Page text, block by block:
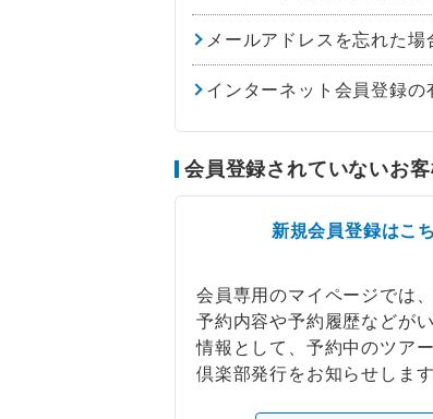
メールアドレスを忘れた場
インターネット会員登録
会員登録されていないお
新規会員登録はこ
会員専用のマイページでは
予約内容や予約履歴などが
情報として、予約中のツア
倶楽部発行をお知らせします